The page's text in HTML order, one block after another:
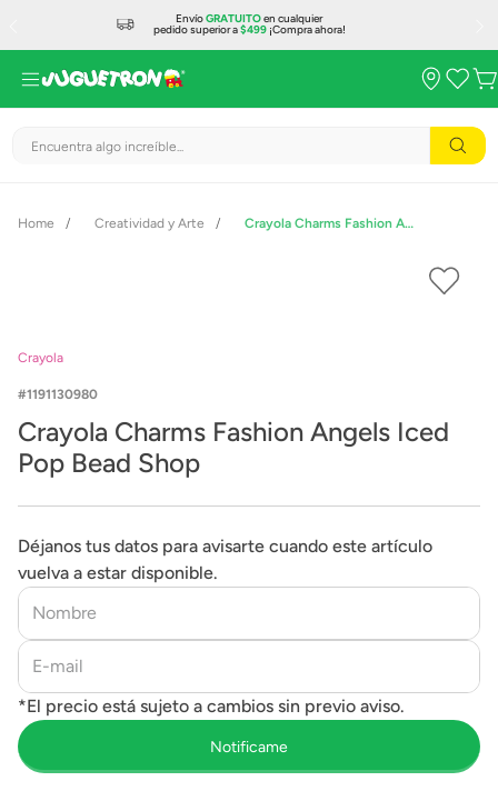
EnvíoGRATUITOen cualquier
pedido superior a$499¡Compra ahora!
Encuentra algo increíble...
Creatividad y Arte Crayola Charms Fashion Angels Iced Pop Bead Shop
Crayola
1191130980
Crayola Charms Fashion Angels Iced
Pop Bead Shop
Déjanos tus datos para avisarte cuando este artículo
vuelva a estar disponible.